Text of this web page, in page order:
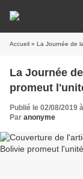
Accueil » La Journée de
La Journée
promeut
Publié le 02/08/2019
Par anonyme